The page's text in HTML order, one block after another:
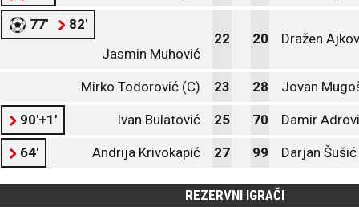
77'
82'
Jasmin Muhović
22 20 Dražen
Mirko Todorović (C) 23 28 Jovan
90'+1' Ivan Bulatović 25 70 Damir
64' Andrija Krivokapić 27 99 Darjan Šušić
REZERVNI IGRAČI